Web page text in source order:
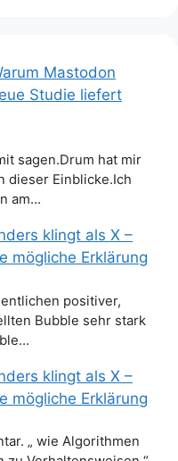
Mastodon
Studie liefert
sagen.Drum hat mir
dieser Einblicke.Ich
am…
klingt als X –
mögliche Erklärung
positiver,
Bubble sehr stark
klingt als X –
mögliche Erklärung
„ wie Algorithmen